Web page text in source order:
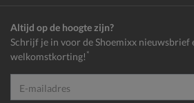
Altijd op de hoogte zijn?
Schrijf je in voor de Shoemixx nieuwsbrief
welkomstkorting! *